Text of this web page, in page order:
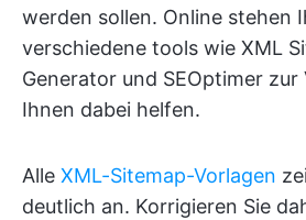
werden sollen. Online stehen
verschiedene tools wie XML
Generator und SEOptimer
Ihnen dabei helfen.
Alle XML-Sitemap-Vorlagen
deutlich an. Korrigieren Sie